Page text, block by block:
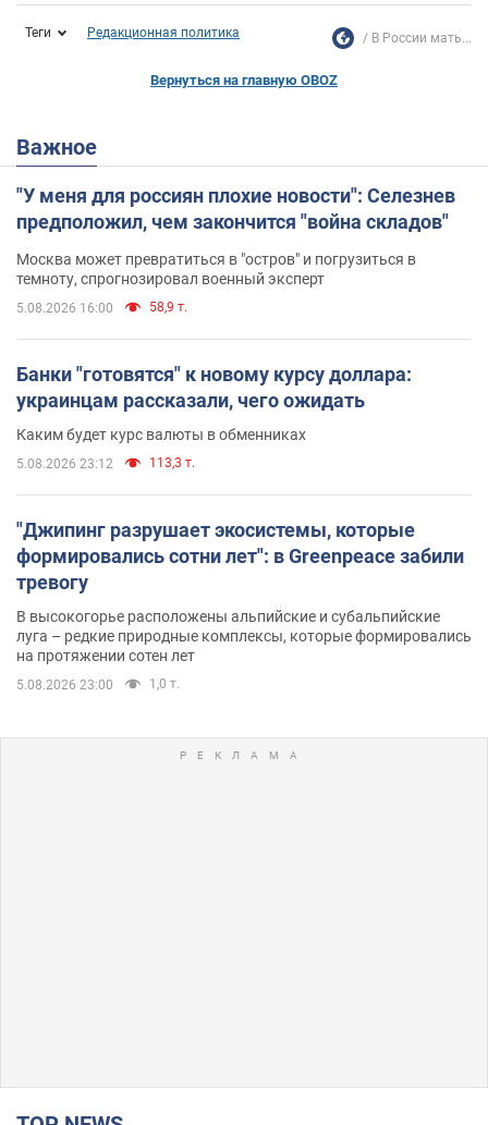
Теги Редакционная политика В России мать...
Вернуться на главную OBOZ
Важное
"У меня для россиян плохие новости": Селезнев
предположил, чем закончится "война складов"
Москва может превратиться в "остров" и погрузиться в
темноту, спрогнозировал военный эксперт
5.08.2026 16:00 58,9 т.
Банки "готовятся" к новому курсу доллара:
украинцам рассказали, чего ожидать
Каким будет курс валюты в обменниках
5.08.2026 23:12 113,3 т.
"Джипинг разрушает экосистемы, которые
формировались сотни лет": в Greenpeace забили
тревогу
В высокогорье расположены альпийские и субальпийские
луга – редкие природные комплексы, которые формировались
на протяжении сотен лет
5.08.2026 23:00 1,0 т.